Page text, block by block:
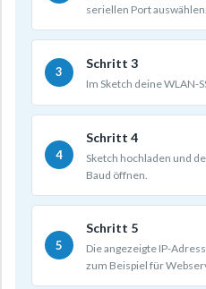
seriellen Port auswählen.
Schritt 3
Im Sketch deine WLAN-
Schritt 4
Sketch hochladen und
Baud öffnen.
Schritt 5
Die angezeigte IP-
zum Beispiel für